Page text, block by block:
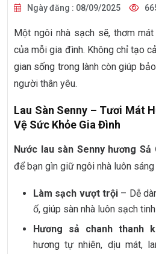
Ngày đăng : 08/09/2025
Một ngôi nhà sạch sẽ, thơm
của mỗi gia đình. Không chỉ tạo
gian sống trong lành còn giúp
người thân yêu.
Lau Sàn Senny – Tươi Mát
Vệ Sức Khỏe Gia Đình
Nước lau sàn Senny hương Sả
để bạn gìn giữ ngôi nhà luôn
Làm sạch vượt trội – Dễ
ố, giúp sàn nhà luôn sạch
Hương sả chanh thanh
hương tự nhiên, dịu mát,